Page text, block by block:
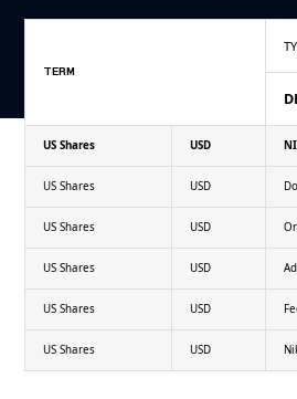
TERM
US Shares USD
US Shares USD
US Shares USD
US Shares USD
US Shares USD
US Shares USD